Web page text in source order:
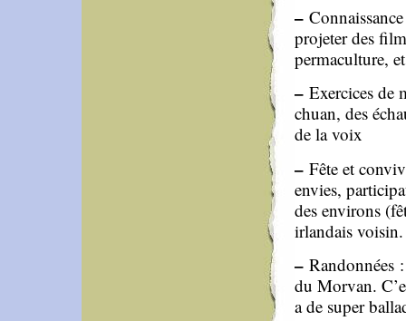
–
projeter des
permaculture,
– Exercices de
chuan, des
de la voix
– Fête et
envies,
des environs
irlandais voisin.
– Randonnées
du Morvan.
a de super